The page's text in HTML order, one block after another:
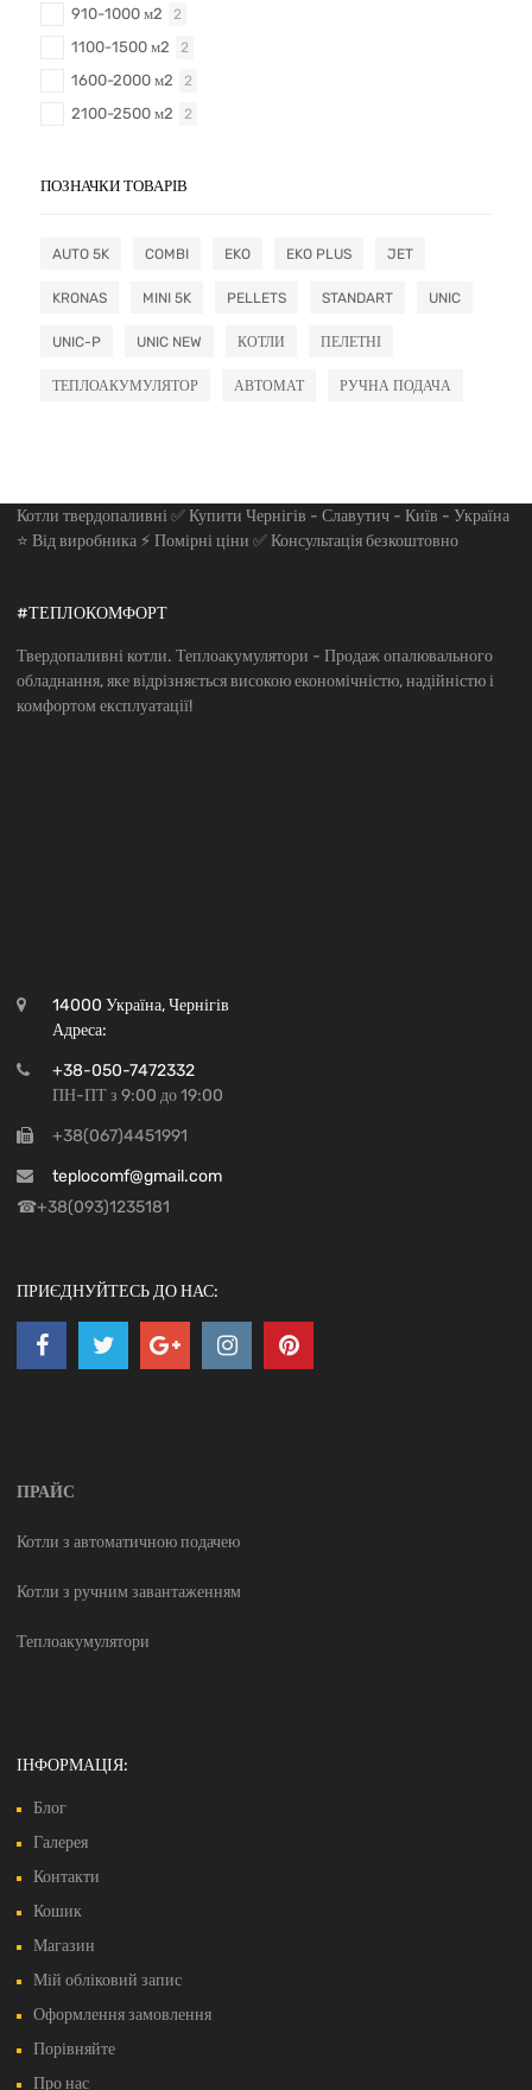
910-1000 м2 2
1100-1500 м2 2
1600-2000 м2 2
2100-2500 м2 2
ПОЗНАЧКИ ТОВАРІВ
AUTO 5K COMBI EKO EKO PLUS JET
KRONAS MINI 5K PELLETS STANDART UNIC
UNIC-P UNIC NEW КОТЛИ ПЕЛЕТНІ
ТЕПЛОАКУМУЛЯТОР АВТОМАТ РУЧНА ПОДАЧА
Котли твердопаливні ✅ Купити Чернігів - Славутич - Київ - Україна
⭐ Від виробника ⚡ Помірні ціни ✅ Консультація безкоштовно
#ТЕПЛОКОМФОРТ
Твердопаливні котли. Теплоакумулятори - Продаж опалювального
обладнання, яке відрізняється високою економічністю, надійністю і
комфортом експлуатації!
teplocomf@gmail.com
☎+38(093)1235181
ПРАЙС
Котли з автоматичною подачею
ІНФОРМАЦІЯ:
Блог
Магазин
Мій обліковий запис
Оформлення замовлення
Порівняйте
Про нас
Список бажань